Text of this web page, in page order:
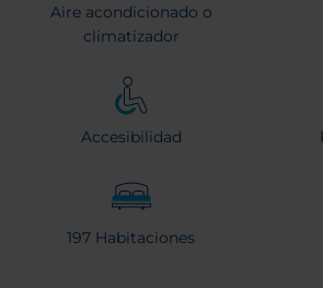
Aire acondicionado o
climatizador
Accesibilidad
197 Habitaciones